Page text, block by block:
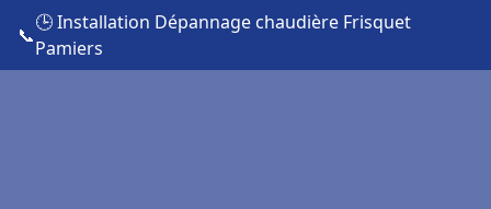
📞
🕒 Installation Dépannage chaudière Frisquet
Pamiers